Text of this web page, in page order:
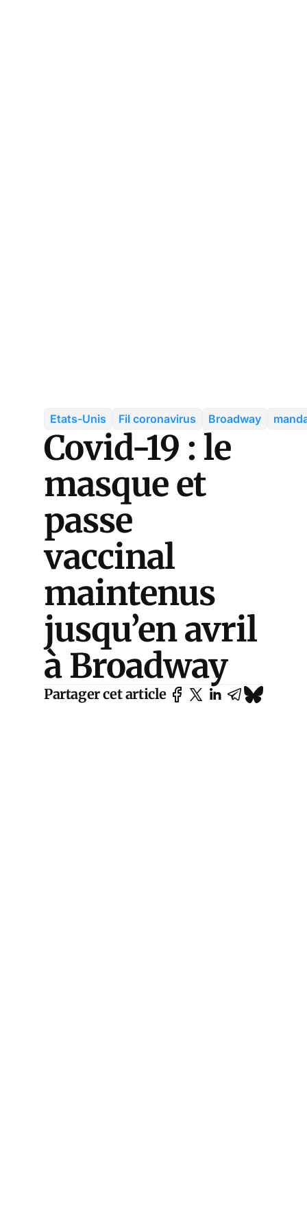
Etats-Unis Fil coronavirus Broadway
Covid-19 : le
masque et
passe
vaccinal
maintenus
jusqu’en avril
à Broadway
Partager cet article